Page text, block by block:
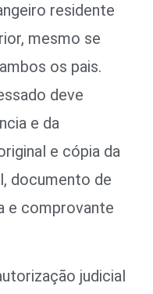
residente
mesmo se
os pais.
deve
e da
e cópia da
documento de
e comprovante
judicial